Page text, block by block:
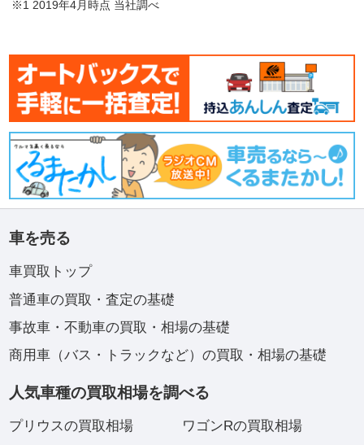
※1 2019年4月時点 当社調べ
車を売る
車買取トップ
普通車の買取・査定の基礎
事故車・不動車の買取・相場の基礎
商用車（バス・トラックなど）の買取・相場の基礎
人気車種の買取相場を調べる
プリウスの買取相場
ワゴンRの買取相場